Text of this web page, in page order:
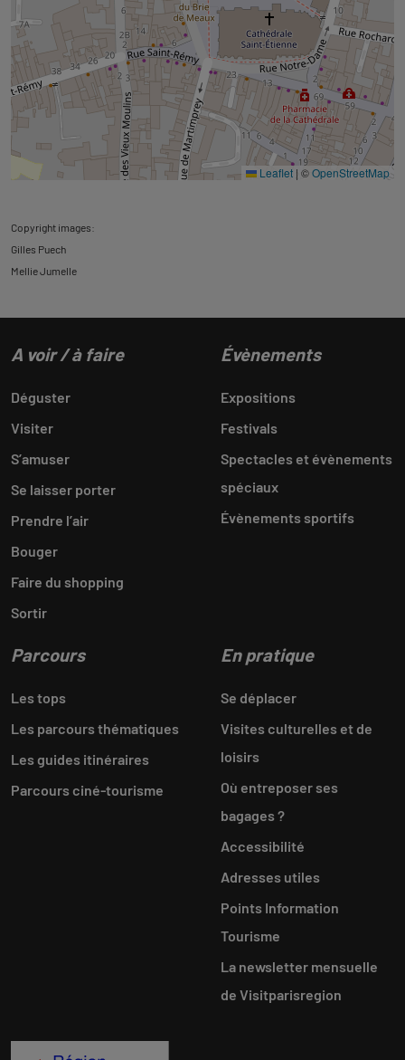
Leaflet | ©OpenStreetMap
Copyright images:
Gilles Puech
Mellie Jumelle
A voir / à faire
Déguster
Visiter
S’amuser
Se laisser porter
Prendre l’air
Bouger
Faire du shopping
Sortir
Évènements
Expositions
Festivals
Spectacles et évènements
spéciaux
Évènements sportifs
Parcours
Les tops
Les parcours thématiques
Les guides itinéraires
Parcours ciné-tourisme
En pratique
Se déplacer
Visites culturelles et de
loisirs
Où entreposer ses
bagages ?
Accessibilité
Adresses utiles
Points Information
Tourisme
La newsletter mensuelle
de Visitparisregion